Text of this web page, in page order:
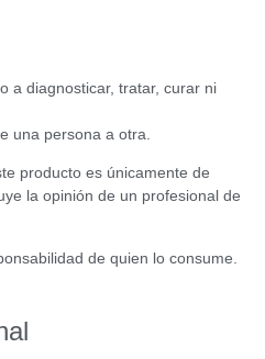
a diagnosticar, tratar, curar ni
una persona a otra.
producto es únicamente de
la opinión de un profesional de
de quien lo consume.